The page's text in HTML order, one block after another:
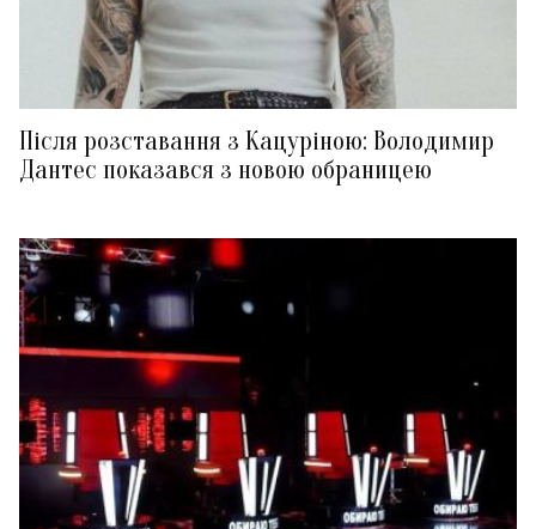
Після розставання з Кацуріною: Володимир
Дантес показався з новою обраницею